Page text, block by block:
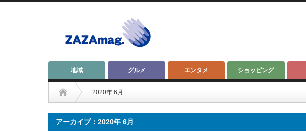
地域 グルメ エンタメ ショッピング
2020年 6月
アーカイブ：2020年 6月